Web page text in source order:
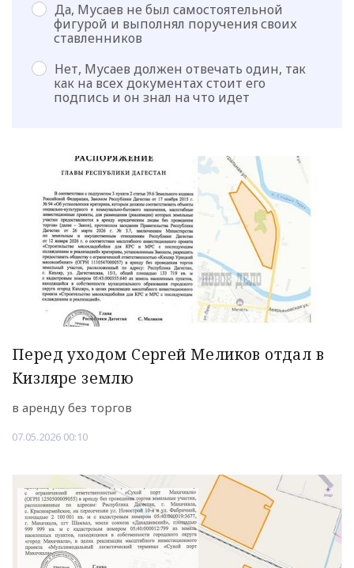
Перед уходом Сергей Меликов отдал в
Кизляре землю
в аренду без торгов
07.05.2026 00:10
Да, Мусаев не был самостоятельной
фигурой и выполнял поручения своих
ставленников
Нет, Мусаев должен отвечать один, так
как на всех документах стоит его
подпись и он знал на что идет